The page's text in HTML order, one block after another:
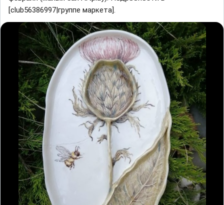
[club56386997|группе маркета].